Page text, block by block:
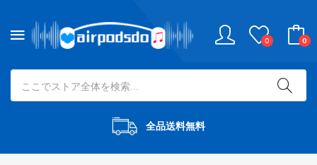
0 0
全品送料無料